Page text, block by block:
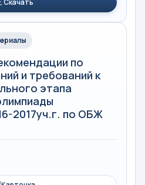
Скачать
по
и требований к
этапа
2017уч.г. по ОБЖ